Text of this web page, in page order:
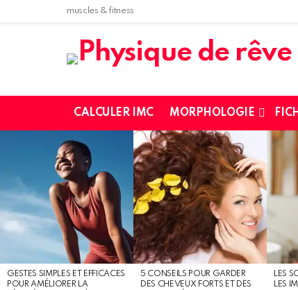
muscles & fitness
CALCULER IMC MORPHOLOGIE
GESTES SIMPLES ET EFFICACES
POUR AMÉLIORER LA
5 CONSEILS POUR GARDER
DES CHEVEUX FORTS ET DES
LES
LES